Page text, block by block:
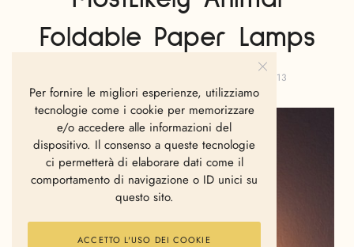
Foldable Paper Lamps
FEBBRAIO 26, 2013
Per fornire le migliori esperienze, utilizziamo
tecnologie come i cookie per memorizzare
e/o accedere alle informazioni del
dispositivo. Il consenso a queste tecnologie
ci permetterà di elaborare dati come il
comportamento di navigazione o ID unici su
questo sito.
ACCETTO L'USO DEI COOKIE